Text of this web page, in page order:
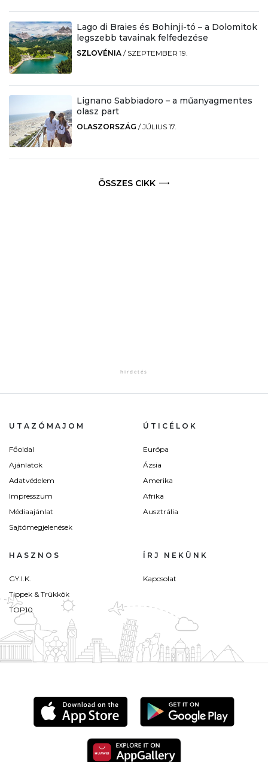
Lago di Braies és Bohinji-tó – a Dolomitok
legszebb tavainak felfedezése
SZLOVÉNIA / SZEPTEMBER 19.
Lignano Sabbiadoro – a műanyagmentes
olasz part
OLASZORSZÁG /JÚLIUS 17.
ÖSSZES CIKK
UTAZÓMAJOM
Főoldal
Ajánlatok
Adatvédelem
Impresszum
Médiaajánlat
Sajtómegjelenések
ÚTICÉLOK
Európa
Ázsia
Amerika
Afrika
Ausztrália
HASZNOS
GY.I.K.
Tippek & Trükkök
TOP10
ÍRJ NEKÜNK
Kapcsolat